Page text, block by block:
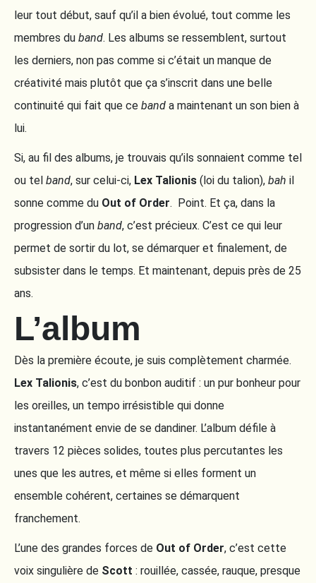
leur tout début, sauf qu’il a bien évolué, tout comme les
membres du band. Les albums se ressemblent, surtout
les derniers, non pas comme si c’était un manque de
créativité mais plutôt que ça s’inscrit dans une belle
continuité qui fait que ce band a maintenant un son bien à
lui.
Si, au fil des albums, je trouvais qu’ils sonnaient comme tel
ou tel band, sur celui-ci, Lex Talionis (loi du talion), bah il
sonne comme du Out of Order. Point. Et ça, dans la
progression d’un band, c’est précieux. C’est ce qui leur
permet de sortir du lot, se démarquer et finalement, de
subsister dans le temps. Et maintenant, depuis près de 25
ans.
L’album
Dès la première écoute, je suis complètement charmée.
Lex Talionis, c’est du bonbon auditif : un pur bonheur pour
les oreilles, un tempo irrésistible qui donne
instantanément envie de se dandiner. L’album défile à
travers 12 pièces solides, toutes plus percutantes les
unes que les autres, et même si elles forment un
ensemble cohérent, certaines se démarquent
franchement.
L’une des grandes forces de Out of Order, c’est cette
voix singulière de Scott : rouillée, cassée, rauque, presque